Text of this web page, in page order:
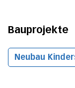
Bauprojekte
Neubau